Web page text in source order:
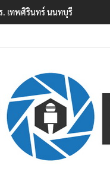
ยนเทพศิรินทร์ นนทบุรี พบเด็กก่อ